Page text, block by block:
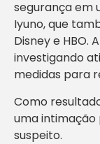
segurança em
Iyuno, que
Disney e HBO.
investigando
medidas para
Como
uma
suspeito.